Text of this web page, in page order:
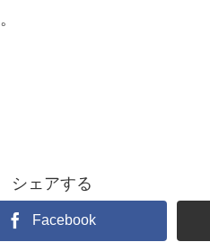
シェアする
Facebook